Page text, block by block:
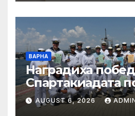
ВАРНА
Наградиха
Спартакиадата
спортове на
Военноморските
AUGUST 6, 2026